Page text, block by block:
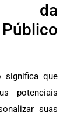
da
significa que
potenciais
suas